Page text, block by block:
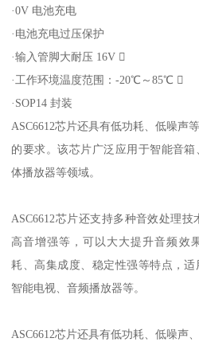
·0V 电池充电
·电池充电过压保护
·输入管脚大耐压 16V 
·工作环境温度范围：-20℃～85℃ 
·SOP14 封装
ASC6612芯片还具有低功耗、低噪声
的要求。该芯片广泛应用于智能音
体播放器等领域。